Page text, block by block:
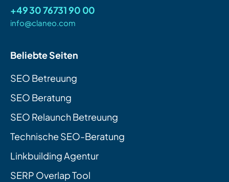
+49 30 76731 90 00
info@claneo.com
Beliebte Seiten
SEO Betreuung
SEO Beratung
SEO Relaunch Betreuung
Technische SEO-Beratung
Linkbuilding Agentur
SERP Overlap Tool